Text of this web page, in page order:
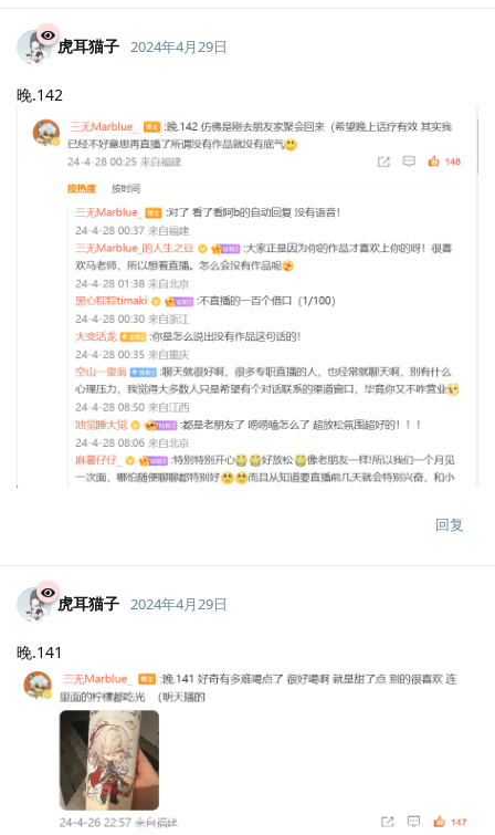
虎耳猫子 2024年4月29日
晚.142
回复
虎耳猫子 2024年4月29日
晚.141